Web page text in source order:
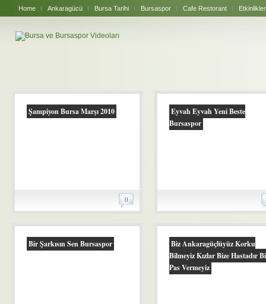
Home Ankaragücü Bursa Tarihi Bursaspor Cafe Restorant Etkinlikler
Şampiyon Bursa Marşı 2010
0
Eyvah Eyvah Yeni Beste
Bursaspor
Bir Şarkısın Sen Bursaspor
Biz Ankaragüçlüyüz Korku
Bilmeyiz Kızlar Bize Hastadır
Pas Vermeyiz